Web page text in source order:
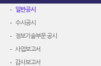
일반공시
수시공시
정보기술부문 공시
사업보고서
감사보고서